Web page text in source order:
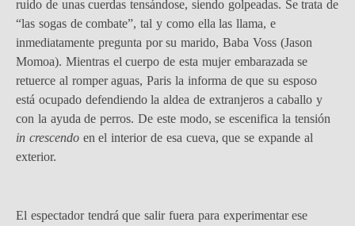
ruido de unas cuerdas tensándose, siendo golpeadas. Se trata de
“las sogas de combate”, tal y como ella las llama, e
inmediatamente pregunta por su marido, Baba Voss (Jason
Momoa). Mientras el cuerpo de esta mujer embarazada se
retuerce al romper aguas, Paris la informa de que su esposo
está ocupado defendiendo la aldea de extranjeros a caballo y
con la ayuda de perros. De este modo, se escenifica la tensión
in crescendoen el interior de esa cueva, que se expande al
exterior.
El espectador tendrá que salir fuera para experimentar ese